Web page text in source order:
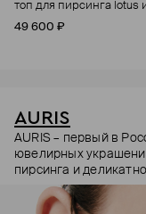
топ для пирсинга lotus
49 600 ₽
AURIS
AURIS – первый в
ювелирных
пирсинга и
украшения ручной
как